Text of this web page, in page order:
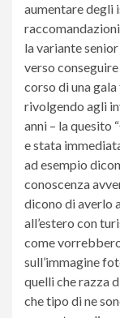
aumentare degli
la variante
verso
corso di una
rivolgendo agli
anni – la quesito
e stata
ad esempio
conoscenza
dicono di averlo
all’estero con
come
sull’immagine
quelli che razza
che tipo di ne